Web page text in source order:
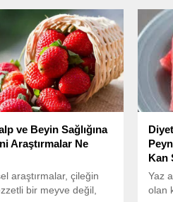
güçlendiren, iltihabı
öksürüğe iyi gelen
çayının
keşfedin ve evde
ve Beyin Sağlığına
Araştırmalar Ne
araştırmalar, çileğin
bir meyve değil,
Kan
Yaz
olan